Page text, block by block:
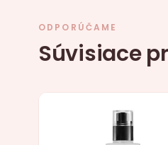
ODPORÚČAME
Súvisiace